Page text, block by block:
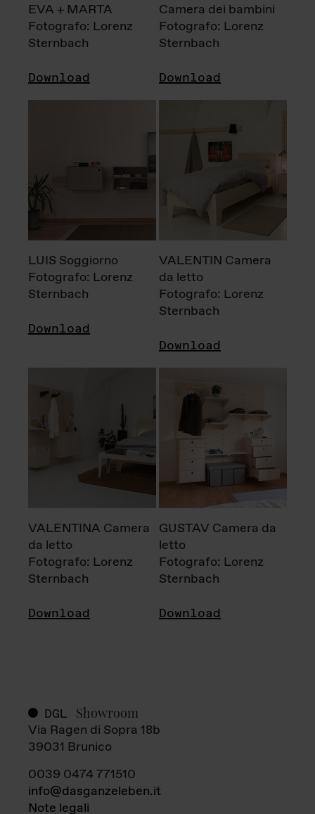
EVA + MARTA
Fotografo: Lorenz
Sternbach
Download
Camera dei bambini
Fotografo: Lorenz
Sternbach
Download
LUIS Soggiorno
Fotografo: Lorenz
Sternbach
Download
VALENTIN Camera
da letto
Fotografo: Lorenz
Sternbach
Download
VALENTINA Camera
da letto
Fotografo: Lorenz
Sternbach
Download
GUSTAV Camera da
letto
Fotografo: Lorenz
Sternbach
Download
DGL Showroom
Via Ragen di Sopra 18b
39031 Brunico
0039 0474 771510
info@dasganzeleben.it
Note legali